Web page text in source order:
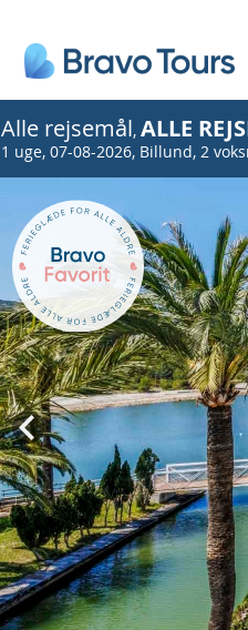
Alle rejsemål, ALLE
1 uge, 07-08-2026, Billund, 2
Prev